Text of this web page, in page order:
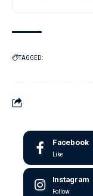
TAGGED:
Facebook
Like
Instagram
Follow